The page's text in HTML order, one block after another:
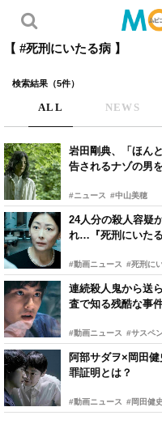
【 #死刑にいたる病 】
検索結果（5件）
ALL NEWS
岩田剛典、「ほん
告されるナゾの男
#ニュース #中山美穂
24人分の殺人容疑
れ…『死刑にいた
#動画ニュース #死刑に
連続殺人鬼から送
査で知る残酷な事
#動画ニュース #サスペ
阿部サダヲ×岡田
罪証明とは？
#動画ニュース #岡田健史